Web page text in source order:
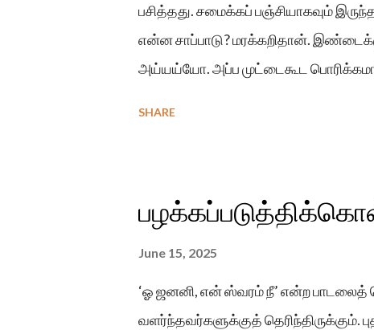
பசித்தது. சமைக்கப் பஞ்சியாகவும்
என்ன சாப்பாடு? மரக்கறிதான்.
அய்யய்யோ. அப்ப முட்டைகூட
SHARE
June 15, 2025
‘ஓ ஜனனி, என் ஸ்வரம் நீ’ என்ற
வளர்ந்தவர்களுக்குத் தெரிந்திருக்கும்.